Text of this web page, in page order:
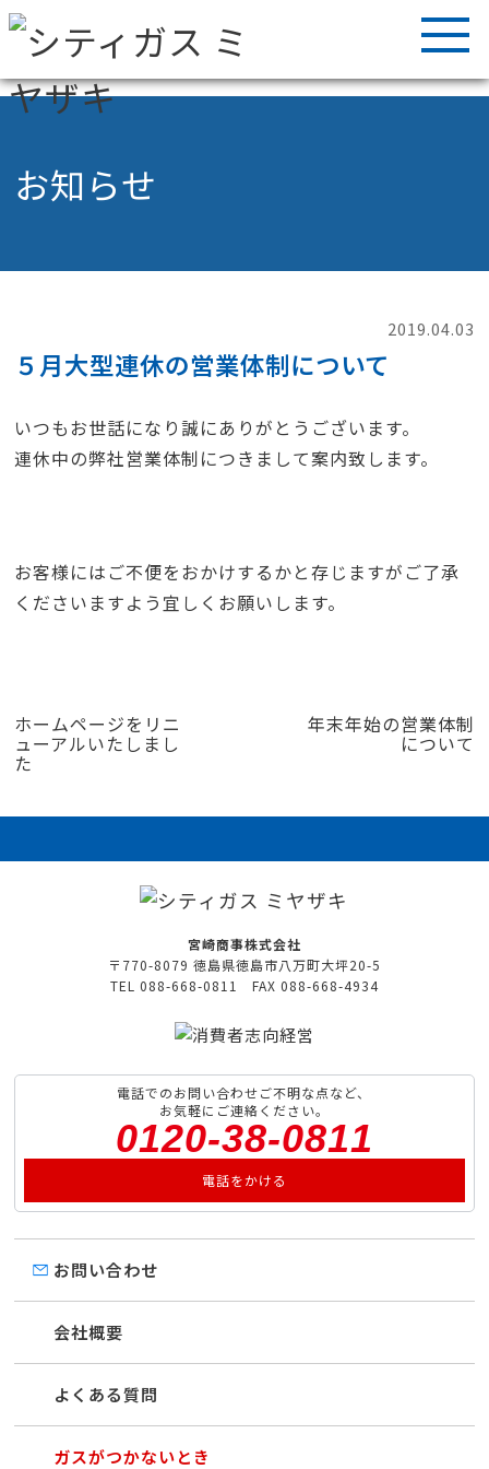
お知らせ
2019.04.03
５月大型連休の営業体制について
いつもお世話になり誠にありがとうございます。
連休中の弊社営業体制につきまして案内致します。
お客様にはご不便をおかけするかと存じますがご了承
くださいますよう宜しくお願いします。
ホームページをリニ
ューアルいたしまし
た
年末年始の営業体制
について
宮崎商事株式会社
〒770-8079 徳島県徳島市八万町大坪20-5
TEL 088-668-0811 FAX 088-668-4934
電話でのお問い合わせご不明な点など、
お気軽にご連絡ください。
0120-38-0811
電話をかける
お問い合わせ
会社概要
よくある質問
ガスがつかないとき